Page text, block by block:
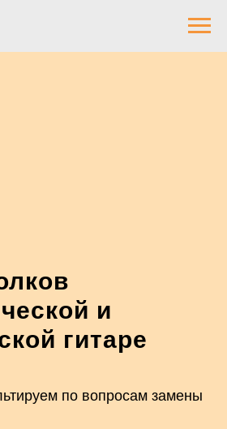
и
гитаре
по вопросам замены